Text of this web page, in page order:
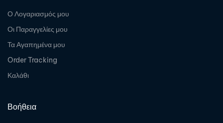
Ο Λογαριασμός μου
Οι Παραγγελίες μου
Τα Αγαπημένα μου
Order Tracking
Καλάθι
Βοήθεια